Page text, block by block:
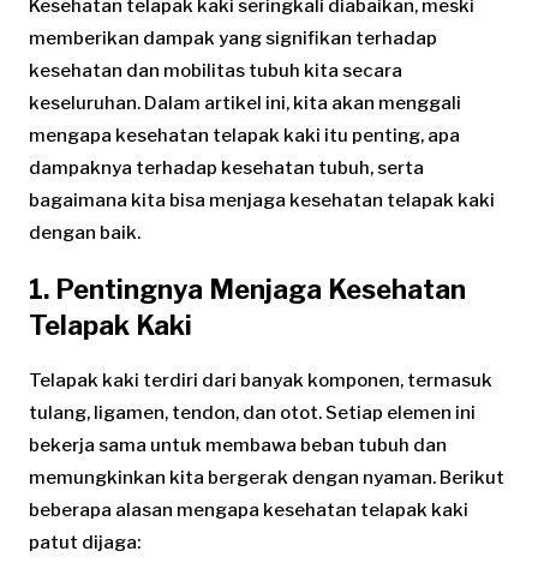
Kesehatan telapak kaki seringkali diabaikan, meski
memberikan dampak yang signifikan terhadap
kesehatan dan mobilitas tubuh kita secara
keseluruhan. Dalam artikel ini, kita akan menggali
mengapa kesehatan telapak kaki itu penting, apa
dampaknya terhadap kesehatan tubuh, serta
bagaimana kita bisa menjaga kesehatan telapak kaki
dengan baik.
1. Pentingnya Menjaga Kesehatan
Telapak Kaki
Telapak kaki terdiri dari banyak komponen, termasuk
tulang, ligamen, tendon, dan otot. Setiap elemen ini
bekerja sama untuk membawa beban tubuh dan
memungkinkan kita bergerak dengan nyaman. Berikut
beberapa alasan mengapa kesehatan telapak kaki
patut dijaga: